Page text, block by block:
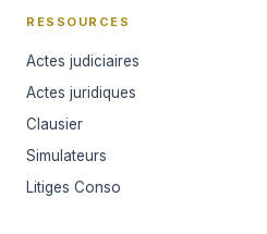
RESSOURCES
Actes judiciaires
Actes juridiques
Clausier
Simulateurs
Litiges Conso